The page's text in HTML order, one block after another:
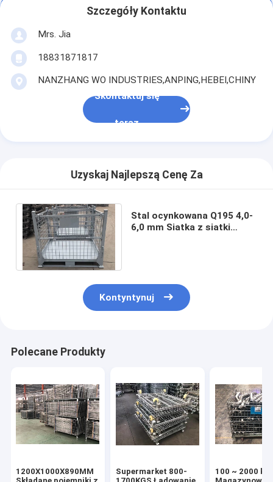
Szczegóły Kontaktu
Mrs. Jia
18831871817
NANZHANG WO INDUSTRIES,ANPING,HEBEI,CHINY
Skontaktuj się
teraz
Uzyskaj Najlepszą Cenę Za
Stal ocynkowana Q195 4,0-
6,0 mm Siatka z siatki
Kontyntynuj
Polecane Produkty
1200X1000X890MM
Supermarket 800-
100 ~ 2000 kg